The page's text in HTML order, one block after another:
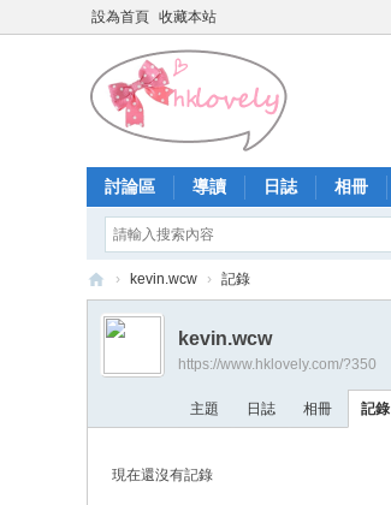
設為首頁 收藏本站
討論區 導讀 日誌 相冊
香
少
› kevin.wcw › 記錄
kevin.wcw
https://www.hklovely.com/?350
主題 日誌 相冊 記錄
現在還沒有記錄